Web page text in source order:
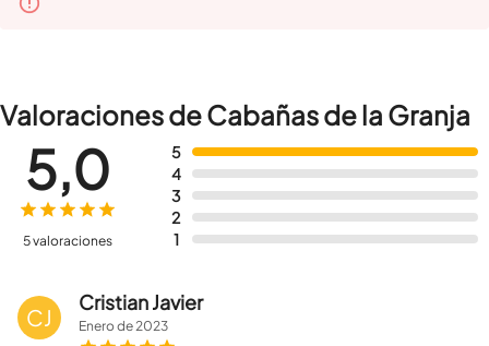
Valoraciones de Cabañas de la Granja
5
4
3
2
1
5,0
5 valoraciones
CJ
Cristian Javier
Enerode2023